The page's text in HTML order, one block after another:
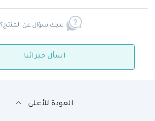
لديك سؤال عن المنتج؟
اسأل خبرائنا
العودة للأعلى